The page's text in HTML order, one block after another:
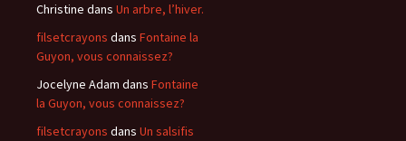
Christine dans Un arbre, l’hiver.
filsetcrayons dans Fontaine la
Guyon, vous connaissez?
Jocelyne Adam dans Fontaine
la Guyon, vous connaissez?
filsetcrayons dans Un salsifis